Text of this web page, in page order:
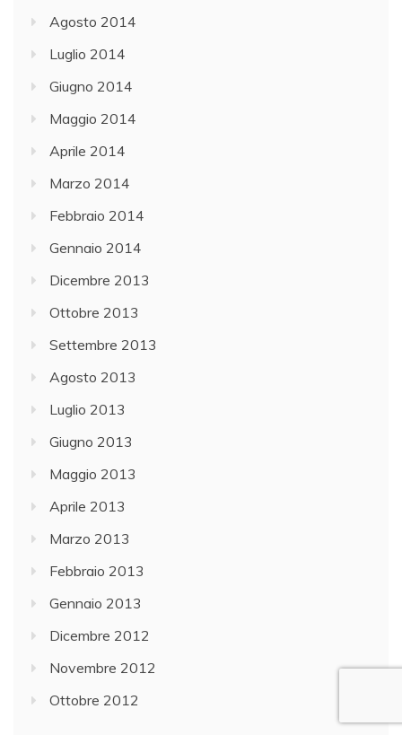
Agosto 2014
Luglio 2014
Giugno 2014
Maggio 2014
Aprile 2014
Marzo 2014
Febbraio 2014
Gennaio 2014
Dicembre 2013
Ottobre 2013
Settembre 2013
Agosto 2013
Luglio 2013
Giugno 2013
Maggio 2013
Aprile 2013
Marzo 2013
Febbraio 2013
Gennaio 2013
Dicembre 2012
Novembre 2012
Ottobre 2012